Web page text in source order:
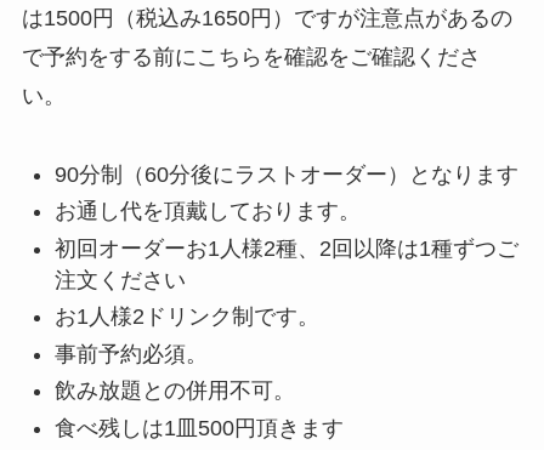
は1500円（税込み1650円）ですが注意点があるの
で予約をする前にこちらを確認をご確認くださ
い。
90分制（60分後にラストオーダー）となります
お通し代を頂戴しております。
初回オーダーお1人様2種、2回以降は1種ずつご
注文ください
お1人様2ドリンク制です。
事前予約必須。
飲み放題との併用不可。
食べ残しは1皿500円頂きます